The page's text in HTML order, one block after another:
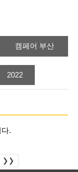
캠페어 부산
2022
.
❯❯